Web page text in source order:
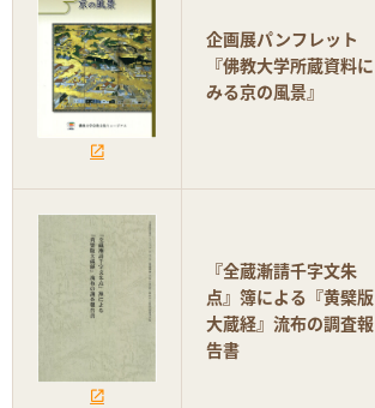
企画展パンフレット
『佛教大学所蔵資料に
みる京の風景』
『全蔵漸請千字文朱
点』簿による『黄檗版
大蔵経』流布の調査報
告書